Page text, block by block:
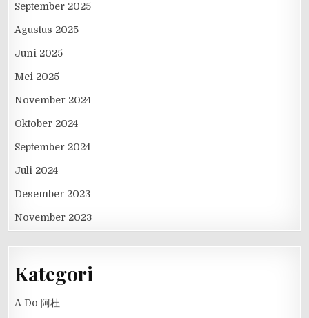
September 2025
Agustus 2025
Juni 2025
Mei 2025
November 2024
Oktober 2024
September 2024
Juli 2024
Desember 2023
November 2023
Kategori
A Do 阿杜